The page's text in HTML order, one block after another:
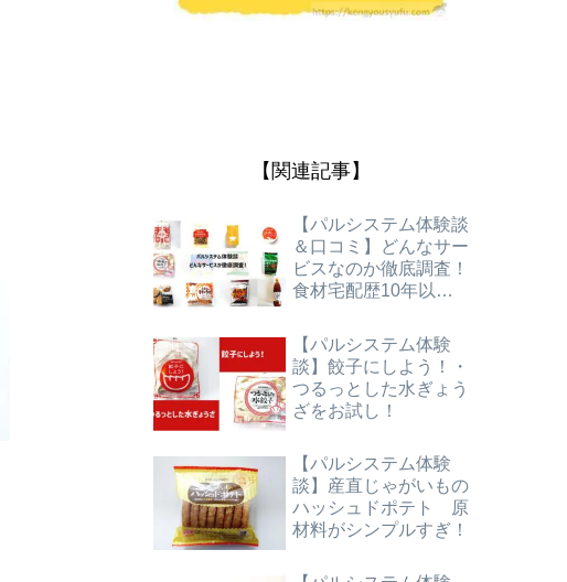
【関連記事】
【パルシステム体験談
＆口コミ】どんなサー
ビスなのか徹底調査！
食材宅配歴10年以上
【パルシステム体験
談】餃子にしよう！・
つるっとした水ぎょう
ざをお試し！
【パルシステム体験
談】産直じゃがいもの
ハッシュドポテト 原
材料がシンプルすぎ！